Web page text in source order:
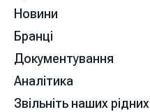
Новини
Бранці
Документування
Аналітика
Звільніть наших рідних